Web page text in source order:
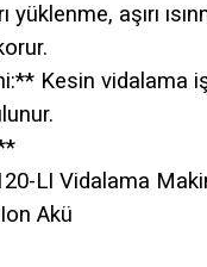
yüklenme, aşırı
Kesin vidalama
LI Vidalama
Akü